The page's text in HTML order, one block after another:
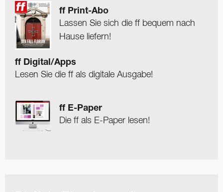
ff Print-Abo
Lassen Sie sich die ff bequem nach
Hause liefern!
ff Digital/Apps
Lesen Sie die ff als digitale Ausgabe!
ff E-Paper
Die ff als E-Paper lesen!